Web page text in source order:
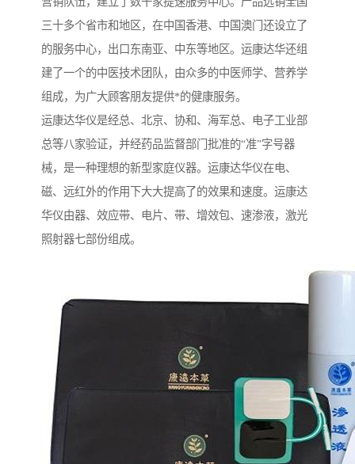
三十多个省市和地区，在中国香港、中国澳门还设立了
的服务中心，出口东南亚、中东等地区。运康达华还组
建了一个的中医技术团队，由众多的中医师学、营养学
组成，为广大顾客朋友提供*的健康服务。
运康达华仪是经总、北京、协和、海军总、电子工业部
总等八家验证，并经药品监督部门批准的“准”字号器
械，是一种理想的新型家庭仪器。运康达华仪在电、
磁、远红外的作用下大大提高了的效果和速度。运康达
华仪由器、效应带、电片、带、增效包、速渗液，激光
照射器七部份组成。